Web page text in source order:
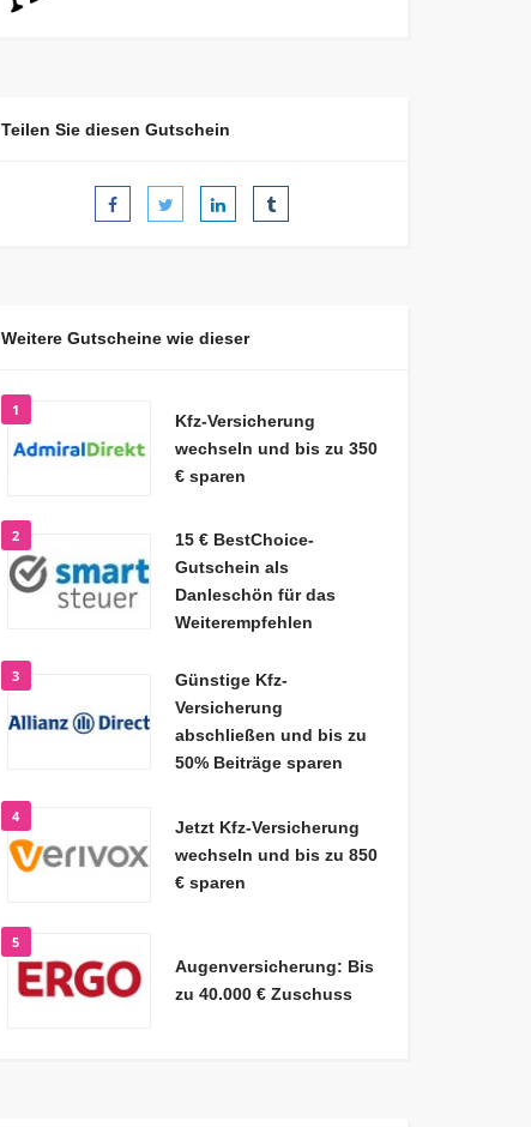
Teilen Sie diesen Gutschein
Weitere Gutscheine wie dieser
1
Kfz-Versicherung
wechseln und bis zu 350
€ sparen
2
15 € BestChoice-
Gutschein als
Danleschön für das
Weiterempfehlen
3
Günstige Kfz-
Versicherung
abschließen und bis zu
50% Beiträge sparen
4
Jetzt Kfz-Versicherung
wechseln und bis zu 850
€ sparen
5
Augenversicherung: Bis
zu 40.000 € Zuschuss